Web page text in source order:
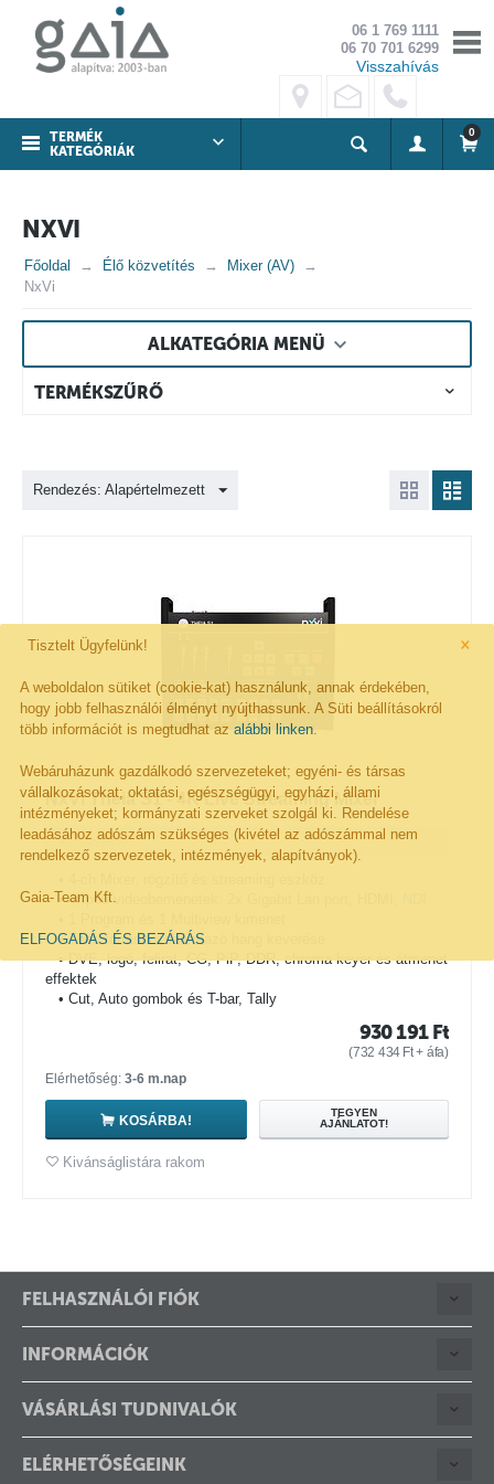
×
Tisztelt Ügyfelünk!
A weboldalon sütiket (cookie-kat) használunk, annak érdekében,
hogy jobb felhasználói élményt nyújthassunk. A Süti beállításokról
több információt is megtudhat az alábbi linken.
Webáruházunk gazdálkodó szervezeteket; egyéni- és társas
vállalkozásokat; oktatási, egészségügyi, egyházi, állami
intézményeket; kormányzati szerveket szolgál ki. Rendelése
leadásához adószám szükséges (kivétel az adószámmal nem
rendelkező szervezetek, intézmények, alapítványok).
Gaia-Team Kft.
ELFOGADÁS ÉS BEZÁRÁS
06 1 769 1111
06 70 701 6299
Visszahívás
TERMÉK
KATEGÓRIÁK
0
NXVI
Főoldal Élő közvetítés
Mixer (AV)
NxVi
ALKATEGÓRIA MENÜ
TERMÉKSZŰRŐ
Rendezés: Alapértelmezett
NxVi Theia S1 - 4K Live Streaming Mixer
• 4Kp60 videobemenetek: 2x Gigabit Lan port, HDMI,
• Több forrásból származó hang keverése
• DVE, logó, felirat, CG, PiP, DDR, chroma keyer és átmenet
effektek
• Cut, Auto gombok és T-bar, Tally
930 191 Ft
(732 434 Ft+ áfa)
Elérhetőség: 3-6 m.nap
KOSÁRBA!
TEGYEN
AJÁNLATOT!
Kivánságlistára rakom
FELHASZNÁLÓI FIÓK
INFORMÁCIÓK
VÁSÁRLÁSI TUDNIVALÓK
ELÉRHETŐSÉGEINK